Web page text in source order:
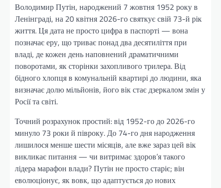
Володимир Путін, народжений 7 жовтня 1952 року в
Ленінграді, на 20 квітня 2026-го святкує свій 73-й рік
життя. Ця дата не просто цифра в паспорті — вона
позначає еру, що триває понад два десятиліття при
владі, де кожен день наповнений драматичними
поворотами, як сторінки захопливого трилера. Від
бідного хлопця в комунальній квартирі до людини, яка
визначає долю мільйонів, його вік стає дзеркалом змін у
Росії та світі.
Точний розрахунок простий: від 1952-го до 2026-го
минуло 73 роки й півроку. До 74-го дня народження
лишилося менше шести місяців, але вже зараз цей вік
викликає питання — чи витримає здоров’я такого
лідера марафон влади? Путін не просто старіє; він
еволюціонує, як вовк, що адаптується до нових